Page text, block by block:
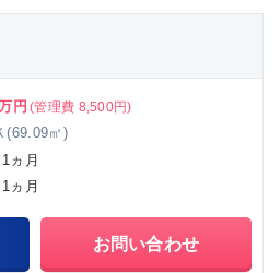
円 (管理費 8,500円)
(69.09㎡)
1ヵ月
1ヵ月
お問い合わせ